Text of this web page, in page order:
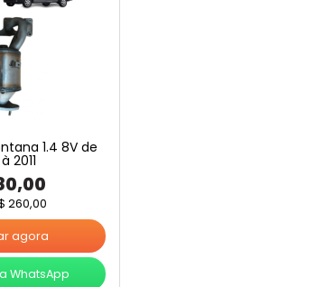
1.4 8V de
2011
260,00
agora
WhatsApp